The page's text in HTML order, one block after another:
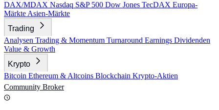
DAX/MDAX Nasdaq S&P 500 Dow Jones TecDAX Europa-
Märkte Asien-Märkte
Trading
Analysen Trading & Momentum Turnaround Earnings Dividenden
Value & Growth
Krypto
Bitcoin Ethereum & Altcoins Blockchain Krypto-Aktien
Community Broker